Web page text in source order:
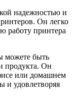
надежностью и
Он легко
работу принтера
можете быть
продукта. Он
или домашнем
и удовлетворяя